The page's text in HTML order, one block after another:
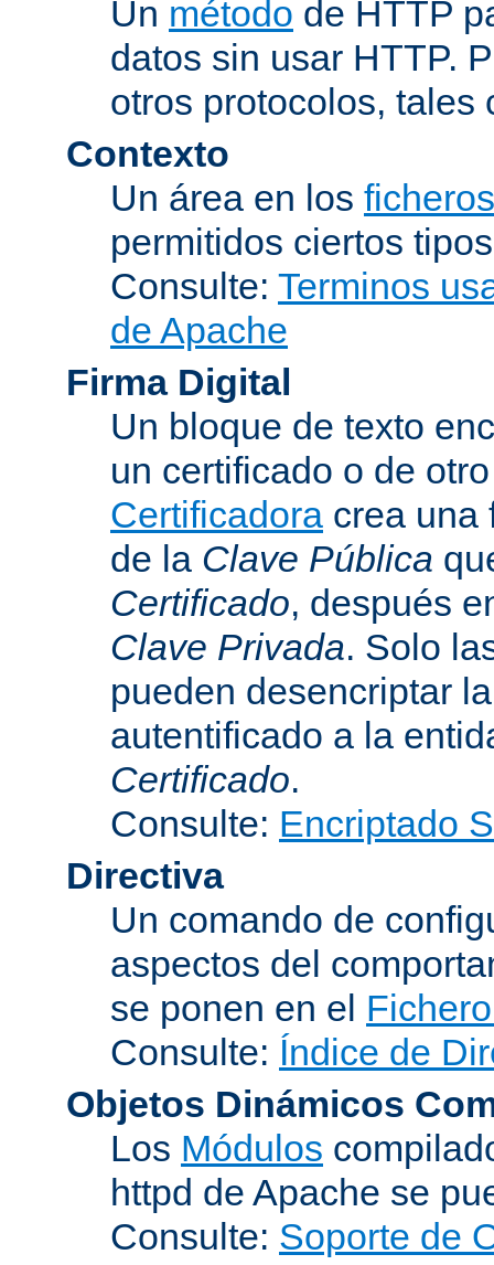
Un método de HTTP
datos sin usar HTTP.
otros protocolos, tales
Contexto
Un área en los
permitidos ciertos
Consulte: Terminos
de Apache
Firma Digital
Un bloque de texto
un certificado o de
Certificadora crea una
de la Clave Pública
Certificado, después
Clave Privada. Solo
pueden desencriptar
autentificado a la
Certificado.
Consulte: Encriptado
Directiva
Un comando de
aspectos del
se ponen en el
Consulte: Índice de
Objetos Dinámicos
Los Módulos
httpd de Apache se
Consulte: Soporte de